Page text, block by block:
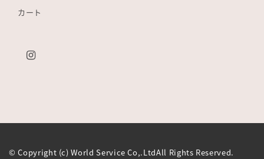
カート
© Copyright (c) World Service Co,.LtdAll Rights Reserved.